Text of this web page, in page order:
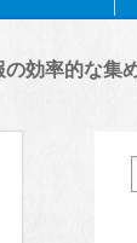
の効率的な集